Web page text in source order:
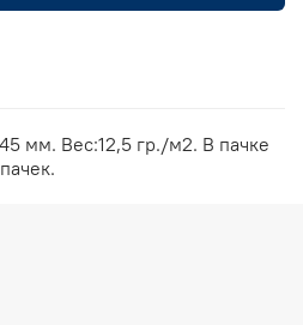
мм. Вес:12,5 гр./м2. В пачке